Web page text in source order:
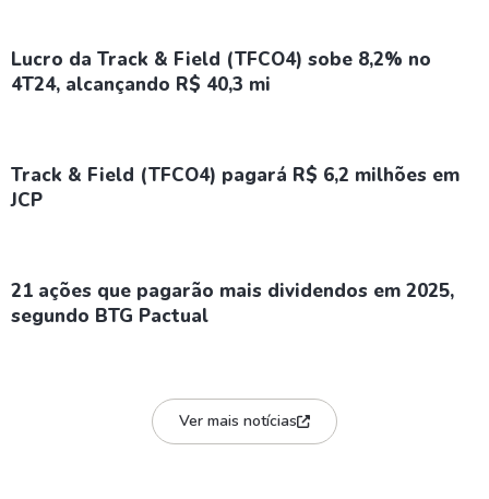
Lucro da Track & Field (TFCO4) sobe 8,2% no
4T24, alcançando R$ 40,3 mi
Track & Field (TFCO4) pagará R$ 6,2 milhões em
JCP
21 ações que pagarão mais dividendos em 2025,
segundo BTG Pactual
Ver mais notícias